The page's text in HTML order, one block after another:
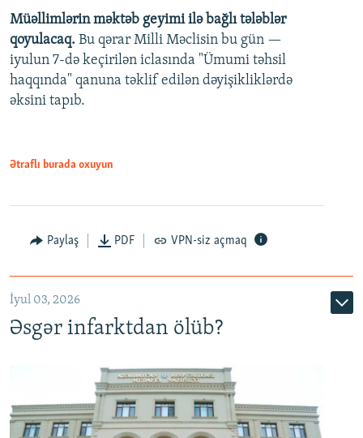
Auto 240p 360p 480p
720p 1080p
360p
480p
720p
Müəllimlərin məktəb geyimi ilə bağlı tələblər
qoyulacaq. Bu qərar Milli Məclisin bu gün —
iyulun 7-də keçirilən iclasında "Ümumi təhsil
haqqında" qanuna təklif edilən dəyişikliklərdə
əksini tapıb.
Ətraflı burada oxuyun
Paylaş PDF VPN-siz açmaq
İyul 03, 2026
Əsgər infarktdan ölüb?